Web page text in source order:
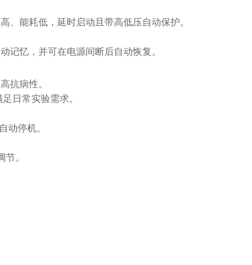
、能耗低，延时启动且带高低压自动保护。
记忆，并可在电源间断后自动恢复。
抗病性。
日常实验需求。
动停机。
。